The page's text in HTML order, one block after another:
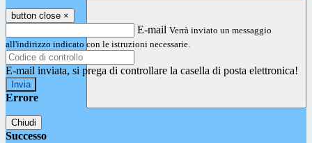
button close ×
E-mail Verrà inviato un messaggio
all'indirizzo indicato con le istruzioni necessarie.
E-mail inviata, si prega di controllare la casella di posta elettronica!
Errore
Chiudi
Successo